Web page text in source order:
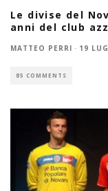
Le divise del
anni del club
MATTEO PERRI · 19
85 COMMENTS